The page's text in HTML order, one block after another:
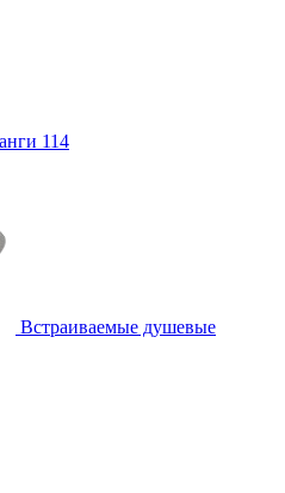
114
Встраиваемые душевые